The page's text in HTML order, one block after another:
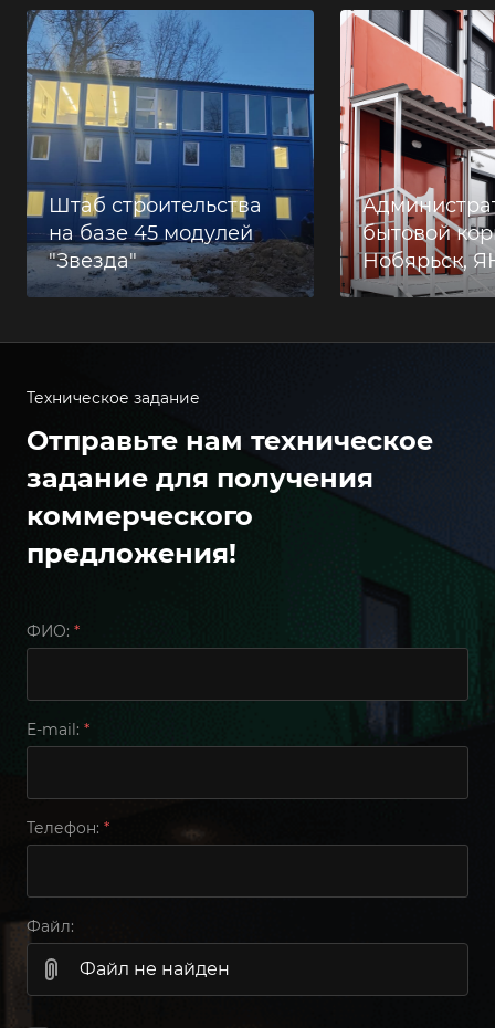
Штаб строительства
на базе 45 модулей
"Звезда"
бытовой
Нобярьск,
Техническое задание
Отправьте нам техническое
задание для получения
коммерческого
предложения!
ФИО: *
E-mail: *
Телефон: *
Файл:
Файл не найден